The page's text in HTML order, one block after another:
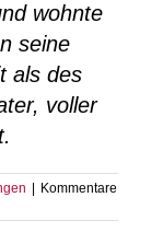
wohnte
seine
als des
voller
Kommentare